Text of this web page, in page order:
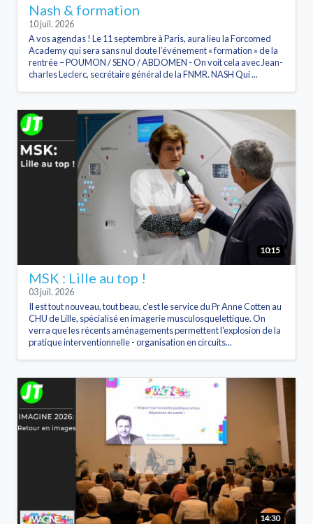
Nash & formation
10 juil. 2026
A vos agendas ! Le 11 septembre à Paris, aura lieu la Forcomed
Academy qui sera sans nul doute l’événement « formation » de la
rentrée – POUMON / SENO / ABDOMEN - On voit cela avec Jean-
charles Leclerc, secrétaire général de la FNMR. NASH Qui ...
10:15
MSK : Lille au top !
03 juil. 2026
Il est tout nouveau, tout beau, c'est le service du Pr Anne Cotten au
CHU de Lille, spécialisé en imagerie musculosquelettique. On
verra que les récents aménagements permettent l'explosion de la
pratique interventionnelle - organisation en circuits...
14:30